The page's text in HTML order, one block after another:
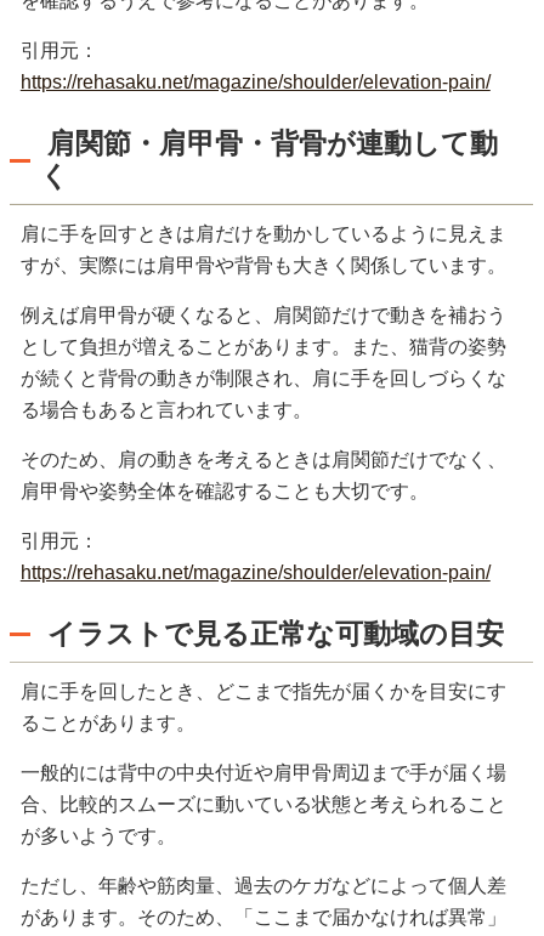
引用元：
https://rehasaku.net/magazine/shoulder/elevation-pain/
肩関節・肩甲骨・背骨が連動して動
く
肩に手を回すときは肩だけを動かしているように見えま
すが、実際には肩甲骨や背骨も大きく関係しています。
例えば肩甲骨が硬くなると、肩関節だけで動きを補おう
として負担が増えることがあります。また、猫背の姿勢
が続くと背骨の動きが制限され、肩に手を回しづらくな
る場合もあると言われています。
そのため、肩の動きを考えるときは肩関節だけでなく、
肩甲骨や姿勢全体を確認することも大切です。
引用元：
https://rehasaku.net/magazine/shoulder/elevation-pain/
イラストで見る正常な可動域の目安
肩に手を回したとき、どこまで指先が届くかを目安にす
ることがあります。
一般的には背中の中央付近や肩甲骨周辺まで手が届く場
合、比較的スムーズに動いている状態と考えられること
が多いようです。
ただし、年齢や筋肉量、過去のケガなどによって個人差
があります。そのため、「ここまで届かなければ異常」